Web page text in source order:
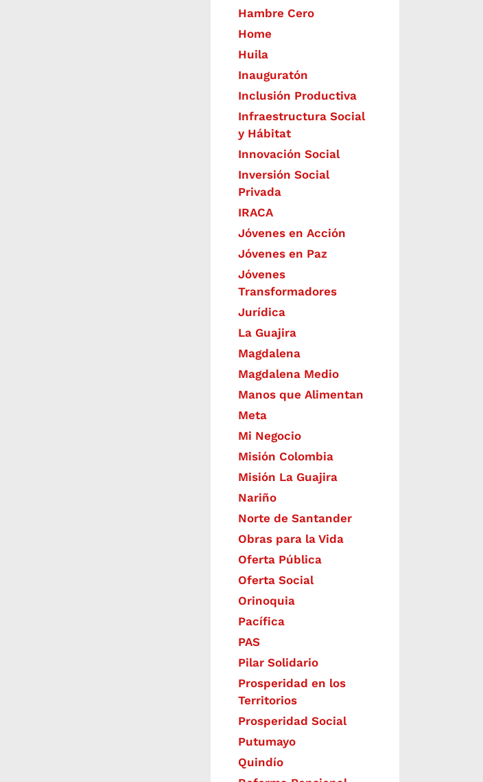
Hambre Cero
Home
Huila
Inauguratón
Inclusión Productiva
Infraestructura Social
y Hábitat
​Innovación Social
Inversión Social
Privada
IRACA
Jóvenes en Acción
Jóvenes en Paz
Jóvenes
Transformadores
Jurídica
La Guajira
Magdalena
Magdalena Medio
Manos que Alimentan
Meta
Mi Negocio
Misión Colombia
Misión La Guajira
Nariño
Norte de Santander
Obras para la Vida
Oferta Pública
Oferta Social​​
Orinoquia
Pacífica
PAS
Pilar Solidario
Prosperidad en los
Territorios
Prosperidad Social
Putumayo
Quindío